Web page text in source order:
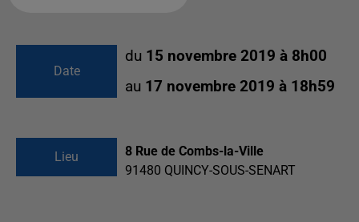
Date
du 15 novembre 2019 à 8h00
au 17 novembre 2019 à 18h59
Lieu
8 Rue de Combs-la-Ville
91480 QUINCY-SOUS-SENART